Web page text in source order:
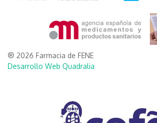
® 2026 Farmacia de FENE
Desarrollo Web Quadralia